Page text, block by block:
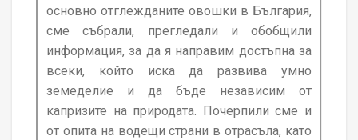
основно отглежданите овошки в България,
сме събрали, прегледали и обобщили
информация, за да я направим достъпна за
всеки, който иска да развива умно
земеделие и да бъде независим от
капризите на природата. Почерпили сме и
от опита на водещи страни в отрасъла, като